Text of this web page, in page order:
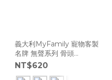
義大利MyFamily 寵物客製
名牌 無聲系列 骨頭
[MF083]
NT$620